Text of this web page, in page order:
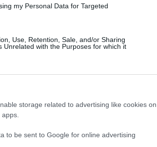
my Personal Data for Targeted
Use, Retention, Sale, and/or Sharing
Unrelated with the Purposes for which it
storage related to advertising like cookies on
to be sent to Google for online advertising